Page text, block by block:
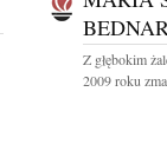
Z głębokim
2009 roku